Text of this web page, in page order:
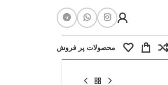
محصولات پر فروش